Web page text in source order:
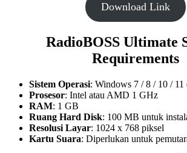
Download Link
RadioBOSS Ultimate
Requirements
Sistem Operasi: Windows 7 / 8 / 10 /
Prosesor: Intel atau AMD 1 GHz
RAM: 1 GB
Ruang Hard Disk: 100 MB untuk
Resolusi Layar: 1024 x 768 piksel
Kartu Suara: Diperlukan untuk